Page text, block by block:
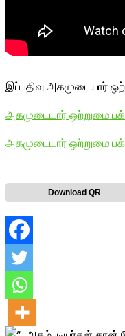
இப்பதிவு அகமுடையார்
அகமுடையார் ஒற்றுமை
அகமுடையார் ஒற்றுமை
Download QR